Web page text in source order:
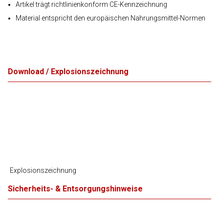
Artikel trägt richtlinienkonform CE-Kennzeichnung
Material entspricht den europäischen Nahrungsmittel-Normen
Download / Explosionszeichnung
Explosionszeichnung
Sicherheits- & Entsorgungshinweise